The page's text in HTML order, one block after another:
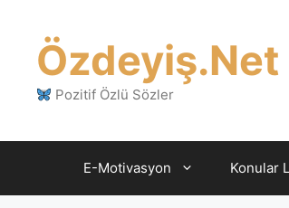
Özdeyiş.Net
Pozitif Özlü Sözler
E-Motivasyon Konular